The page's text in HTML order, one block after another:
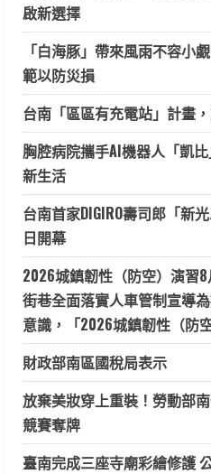
啟新選擇
「白海豚」帶來風雨不容小
範以防災損
台南「區區有充電站」計畫
胸腔病院攜手AI機器人「凱
新生活
台南首家DIGIRO壽司郎「新
日開幕
2026城鎮韌性（防空）演習
街巷全面落實人車管制宣導
意識，「2026城鎮韌性（防空
財政部南區國稅局表示
放棄美妝穿上重裝！勞動部
競賽奪牌
臺南完成三座寺廟彩繪修護